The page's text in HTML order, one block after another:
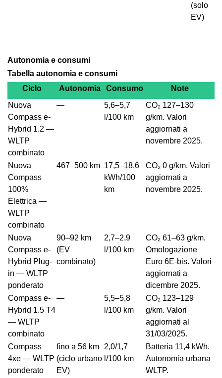
(solo
EV)
Autonomia e consumi
Tabella autonomia e consumi
Ciclo
Autonomia Consumo
Note
Nuova
Compass e-
Hybrid 1.2 —
WLTP
combinato
—
5,6–5,7
l/100 km
CO₂ 127–130
g/km. Valori
aggiornati a
novembre 2025.
Nuova
Compass
100%
Elettrica —
WLTP
combinato
467–500 km 17,5–18,6
kWh/100
km
CO₂ 0 g/km. Valori
aggiornati a
novembre 2025.
Nuova
Compass e-
Hybrid Plug-
in — WLTP
ponderato
90–92 km
(EV
combinato)
2,7–2,9
l/100 km
CO₂ 61–63 g/km.
Omologazione
Euro 6E-bis. Valori
aggiornati a
dicembre 2025.
Compass e-
Hybrid 1.5 T4
— WLTP
combinato
—
5,5–5,8
l/100 km
CO₂ 123–129
g/km. Valori
aggiornati al
31/03/2025.
Compass
4xe — WLTP
ponderato
fino a 56 km
(ciclo urbano
EV)
2,0/1,7
l/100 km
Batteria 11,4 kWh.
Autonomia urbana
WLTP.